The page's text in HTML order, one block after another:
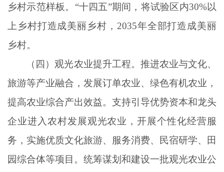
乡村示范样板。 “十四五”期间，将试验区内30%以
上乡村打造成美丽乡村，2035年全部打造成美丽
乡村。
（四）观光农业提升工程。推进农业与文化、
旅游等产业融合，发展订单农业、绿色有机农业，
提高农业综合产出效益。支持引导优势资本和龙头
企业进入农村发展观光农业，开展个性化经营服
务，实施优质文化旅游、服务消费、民宿研学、田
园综合体等项目。统筹谋划和建设一批观光农业公